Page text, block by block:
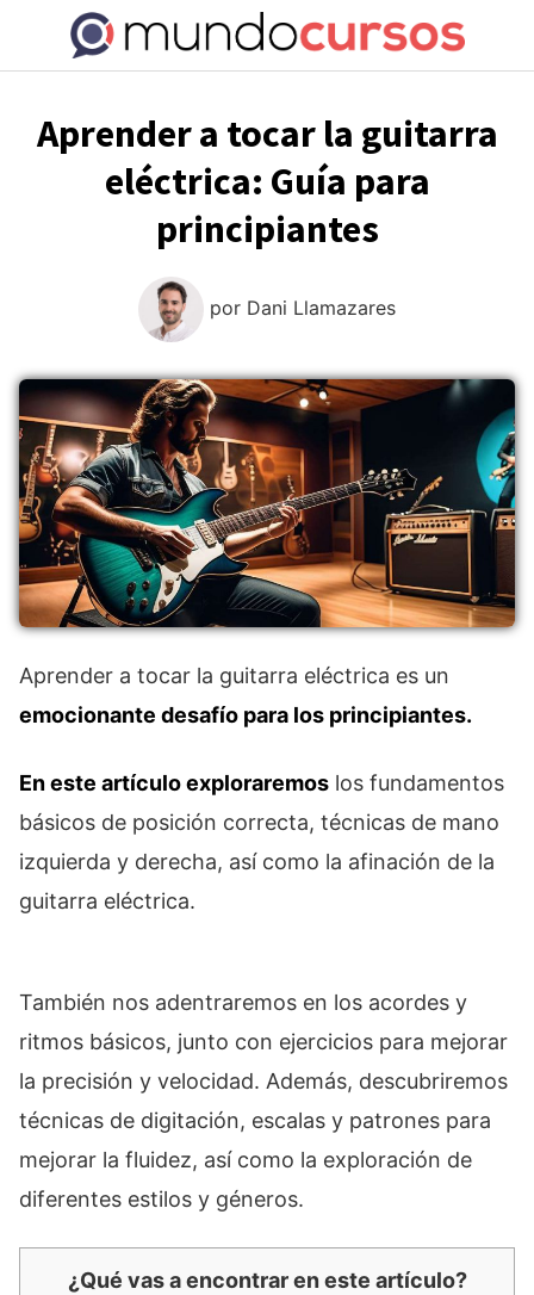
contenido
Aprender a tocar la guitarra
eléctrica: Guía para
principiantes
por Dani Llamazares
Aprender a tocar la guitarra eléctrica es un
emocionante desafío para los principiantes.
En este artículo exploraremos los fundamentos
básicos de posición correcta, técnicas de mano
izquierda y derecha, así como la afinación de la
guitarra eléctrica.
También nos adentraremos en los acordes y
ritmos básicos, junto con ejercicios para mejorar
la precisión y velocidad. Además, descubriremos
técnicas de digitación, escalas y patrones para
mejorar la fluidez, así como la exploración de
diferentes estilos y géneros.
¿Qué vas a encontrar en este artículo?